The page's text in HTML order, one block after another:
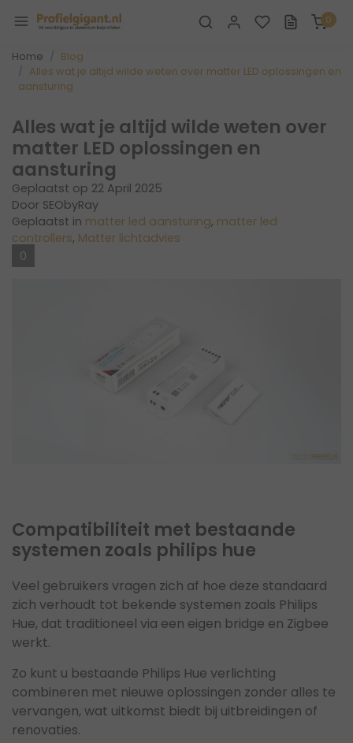
0
Home
Blog
Alles wat je altijd wilde weten over matter LED oplossingen en
aansturing
Alles wat je altijd wilde weten over
matter LED oplossingen en
aansturing
Geplaatst op 22 April 2025
Door SEObyRay
Geplaatst in matter led aansturing, matter led
controllers, Matter lichtadvies
0
Compatibiliteit met bestaande
systemen zoals philips hue
Veel gebruikers vragen zich af hoe deze standaard
zich verhoudt tot bekende systemen zoals Philips
Hue, dat traditioneel via een eigen bridge en Zigbee
werkt.
Zo kunt u bestaande Philips Hue verlichting
combineren met nieuwe oplossingen zonder alles te
vervangen, wat uitkomst biedt bij uitbreidingen of
renovaties.